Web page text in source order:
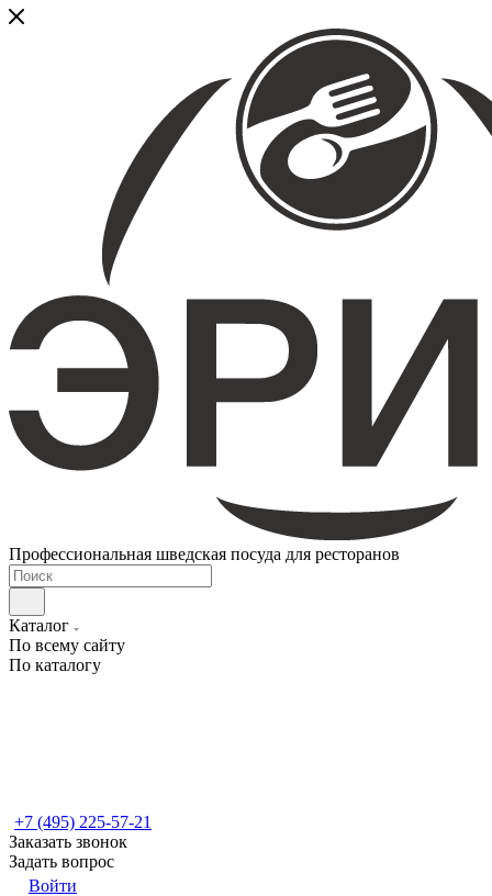
Профессиональная шведская посуда для ресторанов
Каталог
По всему сайту
По каталогу
+7 (495) 225-57-21
Заказать звонок
Задать вопрос
Войти